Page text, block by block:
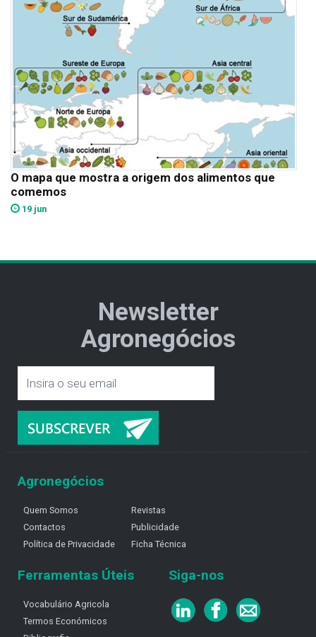
O mapa que mostra a origem dos alimentos que
comemos
19 jun
Newsletter
Agronegócios
Agronegócios
Quem Somos
Contactos
Política de Privacidade
Revistas
Publicidade
Ficha Técnica
Ferramentas Úteis
Vocabulário Agricola
Termos Económicos
Siga-nos